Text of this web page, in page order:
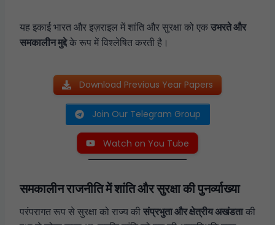
यह इकाई भारत और इज़राइल में शांति और सुरक्षा को एकउभरते और
समकालीन मुद्देके रूप में विश्लेषित करती है।
Download Previous Year Papers
Join Our Telegram Group
Watch on You Tube
समकालीन राजनीति में शांति और सुरक्षा की पुनर्व्याख्या
परंपरागत रूप से सुरक्षा को राज्य कीसंप्रभुता और क्षेत्रीय अखंडताकी